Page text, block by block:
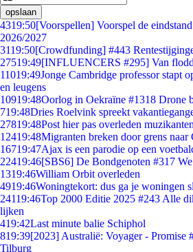
opslaan
4319:50[Voorspellen] Voorspel de
2026/2027
3119:50[Crowdfunding] #443
27519:49[INFLUENCERS #295] Van
11019:49Jonge Cambridge professor stapt
en leugens
10919:48Oorlog in Oekraïne #1318 Drone
719:48Dries Roelvink spreekt
27819:48Post hier pas overleden
12419:48Migranten breken door grens naar
16719:47Ajax is een parodie op een
22419:46[SBS6] De Bondgenoten #317
1319:46William Orbit overleden
4919:46Woningtekort: dus ga je woningen
24119:46Top 2000 Editie 2025 #243 Alle
lijken
419:42Last minute balie Schiphol
819:39[2023] Australië: Voyager - Promise
Tilburg